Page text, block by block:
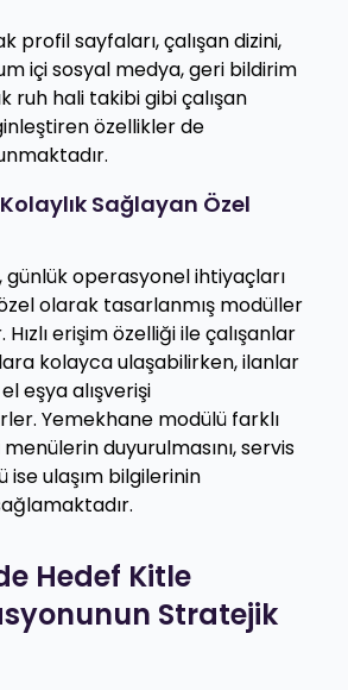
profil sayfaları, çalışan dizini,
içi sosyal medya, geri bildirim
ruh hali takibi gibi çalışan
özellikler de
Sağlayan Özel
operasyonel ihtiyaçları
olarak tasarlanmış modüller
erişim özelliği ile çalışanlar
kolayca ulaşabilirken, ilanlar
eşya alışverişi
Yemekhane modülü farklı
duyurulmasını, servis
ulaşım bilgilerinin
Hedef Kitle
Stratejik